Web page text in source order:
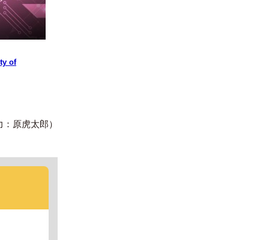
of
：原虎太郎）